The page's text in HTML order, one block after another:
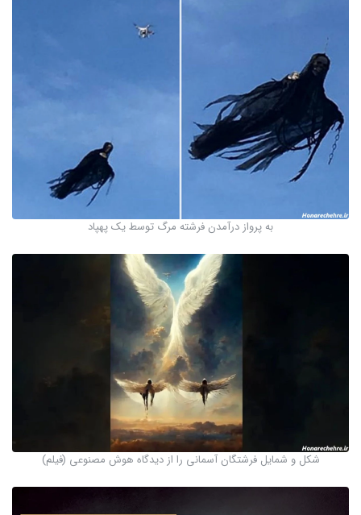
به پرواز درآمدن فرشته مرگ توسط یک پهپاد
شکل و شمایل فرشتگان آسمانی را از دیدگاه هوش مصنوعی (فیلم)